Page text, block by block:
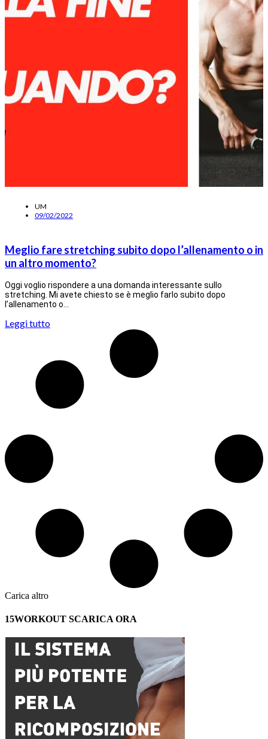
UM
09/02/2022
Meglio fare stretching subito dopo l’allenamento o in
un altro momento?
Oggi voglio rispondere a una domanda interessante sullo
stretching. Mi avete chiesto se è meglio farlo subito dopo
l’allenamento o…
Leggi tutto
Carica altro
15WORKOUT SCARICA ORA